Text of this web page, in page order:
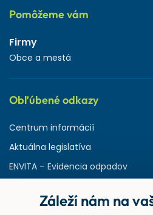
Pomôžeme vám
Firmy
Obce a mestá
Obľúbené odkazy
Centrum informácií
Aktuálna legislatíva
ENVITA – Evidencia odpadov
Ministerstvo životného prostredia
Záleží nám na